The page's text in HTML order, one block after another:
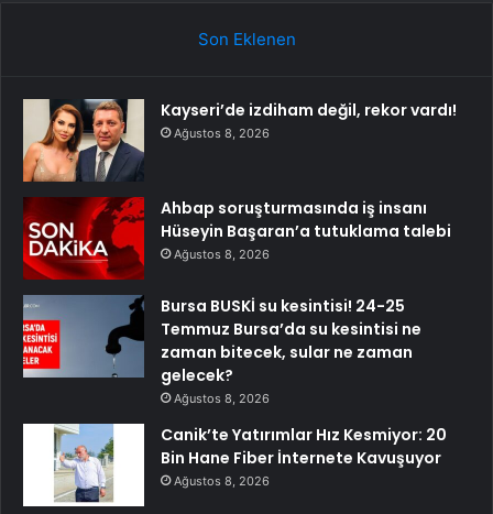
Son Eklenen
Kayseri’de izdiham değil, rekor vardı!
Ağustos 8, 2026
Ahbap soruşturmasında iş insanı
Hüseyin Başaran’a tutuklama talebi
Ağustos 8, 2026
Bursa BUSKİ su kesintisi! 24-25
Temmuz Bursa’da su kesintisi ne
zaman bitecek, sular ne zaman
gelecek?
Ağustos 8, 2026
Canik’te Yatırımlar Hız Kesmiyor: 20
Bin Hane Fiber İnternete Kavuşuyor
Ağustos 8, 2026